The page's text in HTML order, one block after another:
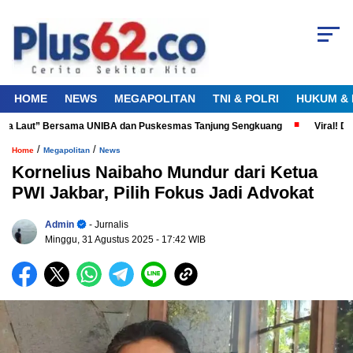
HOME NEWS MEGAPOLITAN TNI & POLRI HUKUM &
Bersama UNIBA dan Puskesmas Tanjung Sengkuang Viral!
Home / Megapolitan / News
Kornelius Naibaho Mundur dari Ketua
PWI Jakbar, Pilih Fokus Jadi Advokat
Admin
- Jurnalis
Minggu, 31 Agustus 2025 - 17:42 WIB